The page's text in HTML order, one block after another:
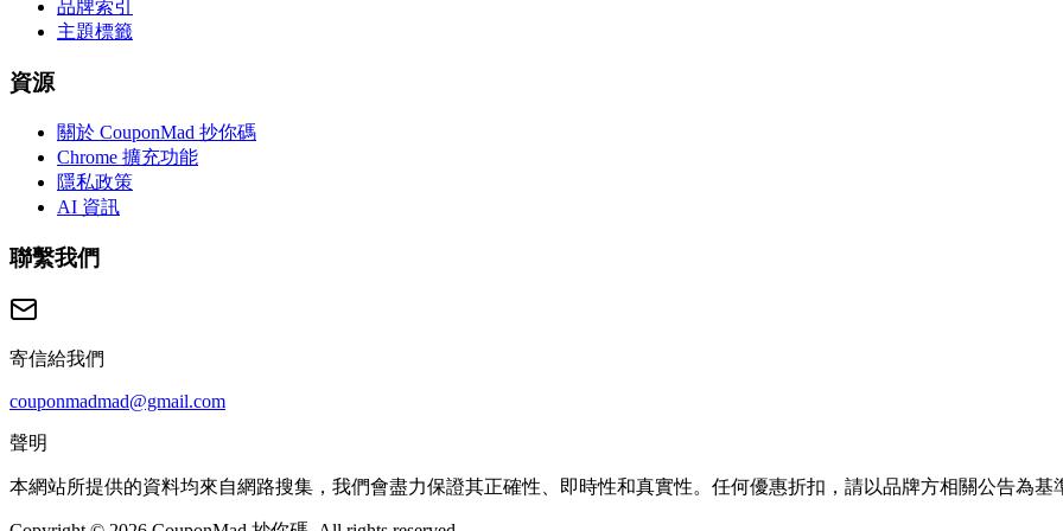
品牌索引
主題標籤
資源
關於 CouponMad 抄你碼
Chrome 擴充功能
隱私政策
AI 資訊
聯繫我們
寄信給我們
couponmadmad@gmail.com
聲明
本網站所提供的資料均來自網路搜集，我們會盡力保證其正確性、即時性和真實性。任何優惠折扣，請以品牌方相關公告為基